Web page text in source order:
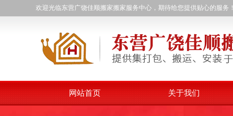
欢迎光临东营广饶佳顺搬家搬家服务中心，期待给您提供贴心的服务！
网站首页 关于我们